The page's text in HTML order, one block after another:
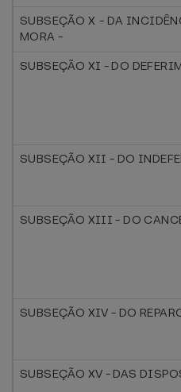
SUBSEÇÃO X - DA
MORA -
SUBSEÇÃO XI - DO
SUBSEÇÃO XII - DO
SUBSEÇÃO XIII - DO
SUBSEÇÃO XIV - DO
SUBSEÇÃO XV - DAS